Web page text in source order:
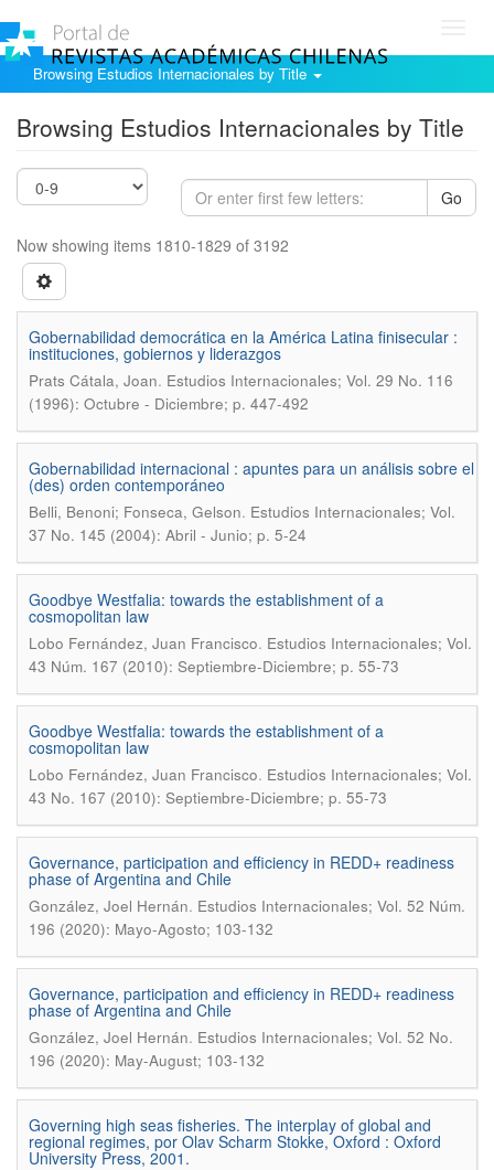
Browsing Estudios Internacionales by Title
Browsing Estudios Internacionales by Title
Go
Now showing items 1810-1829 of 3192
Gobernabilidad democrática en la América Latina finisecular :
instituciones, gobiernos y liderazgos
Prats Cátala, Joan. Estudios Internacionales; Vol. 29 No. 116
(1996): Octubre - Diciembre; p. 447-492
Gobernabilidad internacional : apuntes para un análisis sobre el
(des) orden contemporáneo
Belli, Benoni; Fonseca, Gelson. Estudios Internacionales; Vol.
37 No. 145 (2004): Abril - Junio; p. 5-24
Goodbye Westfalia: towards the establishment of a
cosmopolitan law
Lobo Fernández, Juan Francisco. Estudios Internacionales; Vol.
43 Núm. 167 (2010): Septiembre-Diciembre; p. 55-73
Goodbye Westfalia: towards the establishment of a
cosmopolitan law
Lobo Fernández, Juan Francisco. Estudios Internacionales; Vol.
43 No. 167 (2010): Septiembre-Diciembre; p. 55-73
Governance, participation and efficiency in REDD+ readiness
phase of Argentina and Chile
González, Joel Hernán. Estudios Internacionales; Vol. 52 Núm.
196 (2020): Mayo-Agosto; 103-132
Governance, participation and efficiency in REDD+ readiness
phase of Argentina and Chile
González, Joel Hernán. Estudios Internacionales; Vol. 52 No.
196 (2020): May-August; 103-132
Governing high seas fisheries. The interplay of global and
regional regimes, por Olav Scharm Stokke, Oxford : Oxford
University Press, 2001.